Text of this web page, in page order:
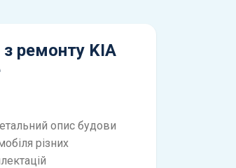
ремонту KIA
опис будови
різних